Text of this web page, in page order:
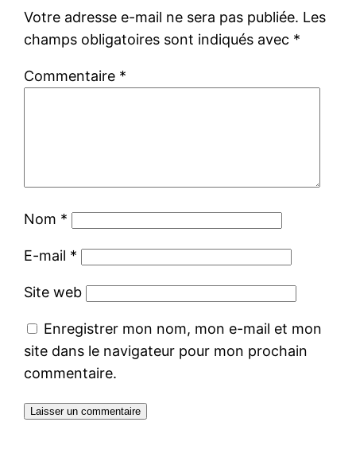
Votre adresse e-mail ne sera pas publiée. Les
champs obligatoires sont indiqués avec *
Commentaire *
Nom *
E-mail *
Site web
Enregistrer mon nom, mon e-mail et mon
site dans le navigateur pour mon prochain
commentaire.